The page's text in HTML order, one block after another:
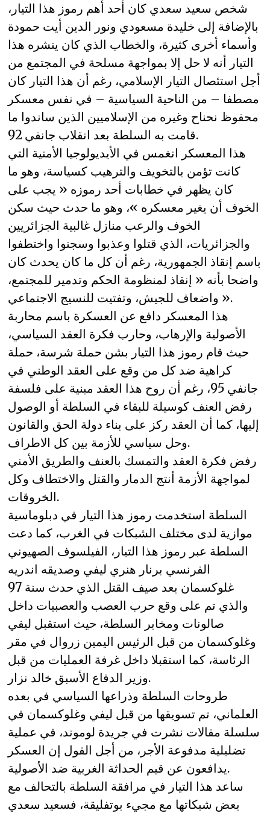
شخص سعيد سعدي كان أحد أهم رموز هذا التيار،
بالإضافة إلى خليدة مسعودي ونور الدين أيت حمودة
وأسماء أخرى كثيرة، والخطاب الذي كان ينشره هذا
التيار أنه لا حل إلا بمواجهة مسلحة في المجتمع من
أجل استئصال التيار الإسلامي، رغم أن هذا التيار كان
مصطفا – من الناحية السياسية – في نفس معسكر
محفوظ نحناح وغيره من الإسلاميين الذين ساندوا ما
قامت به السلطة بعد انقلاب جانفي 92.
هذا المعسكر انغمس في الأيديولوجيا الأمنية التي
كانت تؤمن بالتخويف والترهيب كسياسة، وهو ما
كان يظهر في خطابات أحد رموزه « يجب على
الخوف أن يغير معسكره »، وهو ما حدث حيث سكن
الخوف والرعب منازل غالبية الجزائريين
والجزائريات، الذي قتلوا وعذبوا وسجنوا واختطفوا
باسم إنقاذ الجمهورية، رغم أن كل ما كان يحدث كان
واضحا بأنه « إنقاذ لمنظومة الحكم وتدمير للمجتمع،
واضعاف للجيش، وتفتيت للنسيج الاجتماعي ».
هذا المعسكر دافع عن العسكرة باسم محاربة
الأصولية والإرهاب، وحارب فكرة العقد السياسي،
حيث قام رموز هذا التيار بشن حملة شرسة، حملة
كراهية ضد كل من وقع على العقد الوطني في
جانفي 95، رغم أن روح هذا العقد مبنية على فلسفة
رفض العنف كوسيلة للبقاء في السلطة أو الوصول
إليها، كما أن العقد ركز على بناء دولة الحق والقانون
وحل سياسي للأزمة بين كل الاطراف.
رفض فكرة العقد والتمسك بالعنف والطريق الأمني
لمواجهة الأزمة أنتج الدمار والقتل والاختطاف وكل
الخروقات.
السلطة استخدمت رموز هذا التيار في دبلوماسية
موازية لدى مختلف الشبكات في الغرب، كما دعت
السلطة عبر رموز هذا التيار، الفيلسوف الصهيوني
الفرنسي برنار هنري ليفي وصديقه اندريه
غلوكسمان بعد صيف القتل الذي حدث سنة 97
والذي تم على وقع حرب العصب والعصبيات داخل
صالونات ومخابر السلطة، حيث استقبل ليفي
وغلوكسمان من قبل الرئيس اليمين زروال في مقر
الرئاسة، كما استقبلا داخل غرفة العمليات من قبل
وزير الدفاع الأسبق خالد نزار.
طروحات السلطة وذراعها السياسي في بعده
العلماني، تم تسويقها من قبل ليفي وغلوكسمان في
سلسلة مقالات نشرت في جريدة لوموند، في عملية
تضليلية مدفوعة الأجر، من أجل القول إن العسكر
يدافعون عن قيم الحداثة الغربية ضد الأصولية.
ساعد هذا التيار في مرافقة السلطة بالتحالف مع
بعض شبكاتها مع مجيء بوتفليقة، فسعيد سعدي